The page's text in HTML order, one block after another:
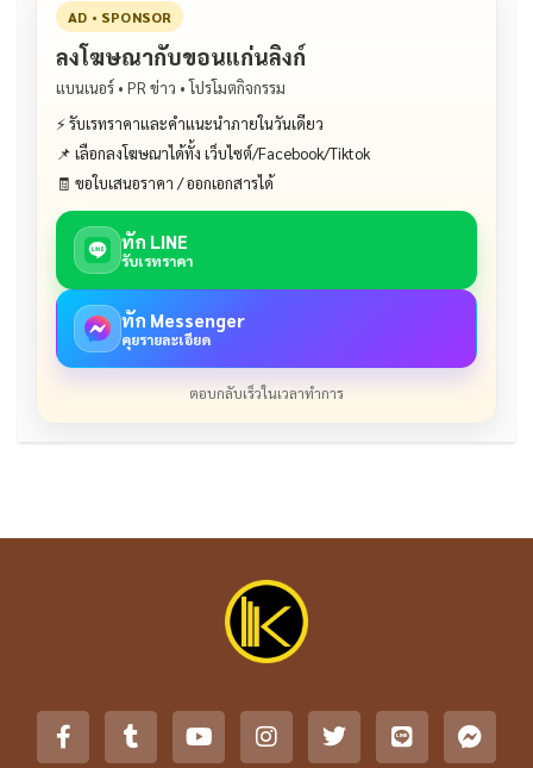
AD • SPONSOR
ลงโฆษณากับขอนแก่นลิงก์
แบนเนอร์ • PR ข่าว • โปรโมตกิจกรรม
⚡ รับเรทราคาและคำแนะนำภายในวันเดียว
📌 เลือกลงโฆษณาได้ทั้ง เว็บไซต์/Facebook/Tiktok
🧾 ขอใบเสนอราคา / ออกเอกสารได้
ทัก LINE
รับเรทราคา
ทัก Messenger
คุยรายละเอียด
ตอบกลับเร็วในเวลาทำการ